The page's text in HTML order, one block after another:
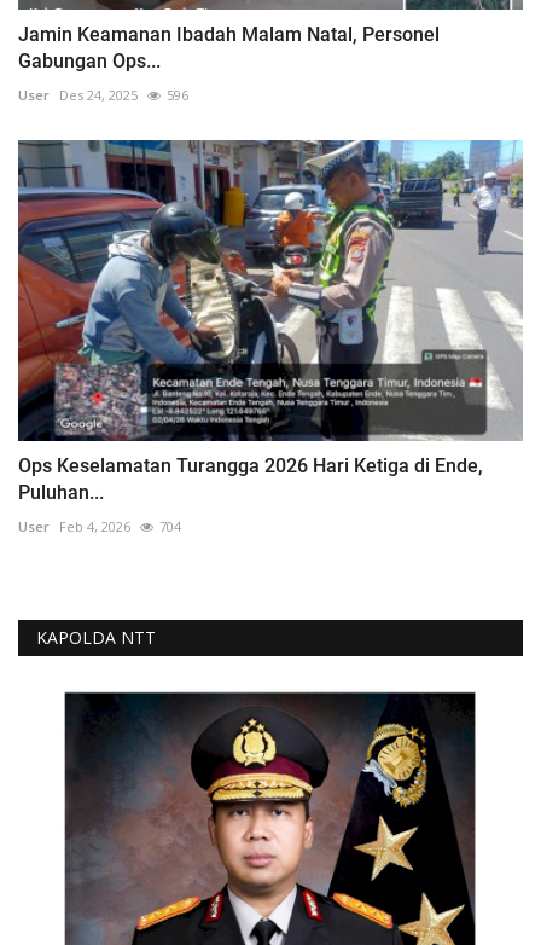
Jamin Keamanan Ibadah Malam Natal, Personel
Gabungan Ops...
User Des 24, 2025 596
Ops Keselamatan Turangga 2026 Hari Ketiga di Ende,
Puluhan...
User Feb 4, 2026 704
KAPOLDA NTT